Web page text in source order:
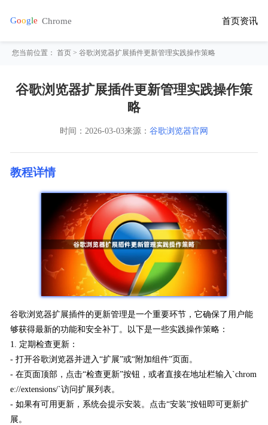
首页资讯
您当前位置：首页 > 谷歌浏览器扩展插件更新管理实践操作策略
谷歌浏览器扩展插件更新管理实践操作策
略
时间： 2026-03-03来源： 谷歌浏览器官网
教程详情
谷歌浏览器扩展插件的更新管理是一个重要环节，它确保了用户能
够获得最新的功能和安全补丁。以下是一些实践操作策略：
1. 定期检查更新：
- 打开谷歌浏览器并进入“扩展”或“附加组件”页面。
- 在页面顶部，点击“检查更新”按钮，或者直接在地址栏输入`chrom
e://extensions/`访问扩展列表。
- 如果有可用更新，系统会提示安装。点击“安装”按钮即可更新扩
展。